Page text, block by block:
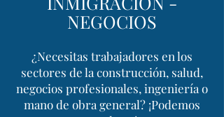
NEGOCIOS
¿Necesitas trabajadores en los
sectores de la construcción, salud,
negocios profesionales, ingeniería o
mano de obra general? ¡Podemos